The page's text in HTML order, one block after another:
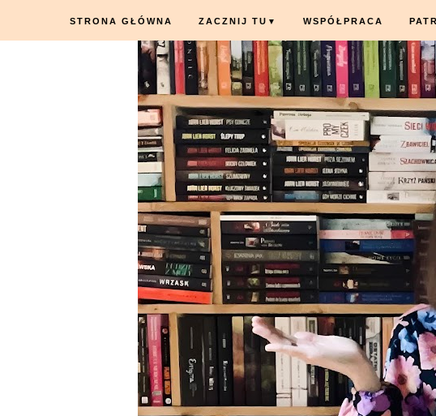
STRONA GŁÓWNA ZACZNIJ TU ▼ WSPÓŁPRACA